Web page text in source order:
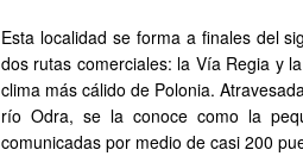
Esta localidad se forma a finales del
dos rutas comerciales: la Vía Regia y
clima más cálido de Polonia.
río Odra, se la conoce como la
comunicadas por medio de casi 200